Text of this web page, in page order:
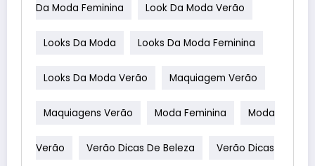
Da Moda Feminina Look Da Moda Verão
Looks Da Moda Looks Da Moda Feminina
Looks Da Moda Verão Maquiagem Verão
Maquiagens Verão Moda Feminina Moda
Verão Verão Dicas De Beleza Verão Dicas